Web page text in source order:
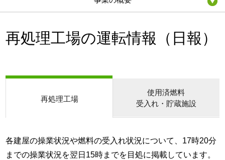
再処理工場の運転情報（日報）
再処理工場
使用済燃料
受入れ・貯蔵施設
各建屋の操業状況や燃料の受入れ状況について、17時20分
までの操業状況を翌日15時までを目処に掲載しています。